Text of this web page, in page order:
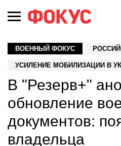
ВОЕННЫЙ ФОКУС
УСИЛЕНИЕ МОБИЛИЗАЦИИ В
В "Резерв+"
обновление
документов:
владельца